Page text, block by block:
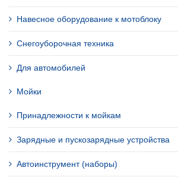
Навесное оборудование к мотоблоку
Снегоуборочная техника
Для автомобилей
Мойки
Принадлежности к мойкам
Зарядные и пускозарядные устройства
Автоинструмент (наборы)